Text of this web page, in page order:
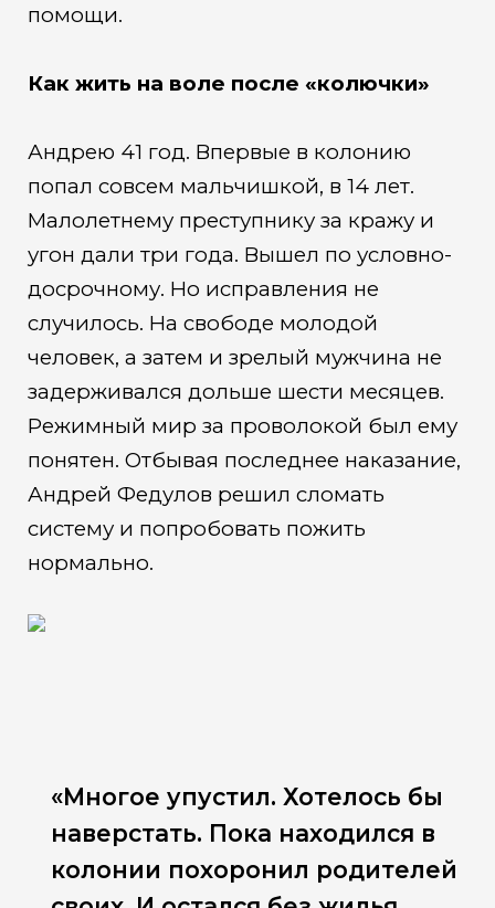
помощи.
Как жить на воле после «колючки»
Андрею 41 год. Впервые в колонию
попал совсем мальчишкой, в 14 лет.
Малолетнему преступнику за кражу и
угон дали три года. Вышел по условно-
досрочному. Но исправления не
случилось. На свободе молодой
человек, а затем и зрелый мужчина не
задерживался дольше шести месяцев.
Режимный мир за проволокой был ему
понятен. Отбывая последнее наказание,
Андрей Федулов решил сломать
систему и попробовать пожить
нормально.
«Многое упустил. Хотелось бы
наверстать. Пока находился в
колонии похоронил родителей